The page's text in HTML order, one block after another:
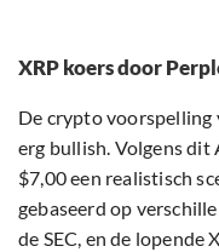
XRP koers door
De crypto voorspelling
erg bullish. Volgens dit
$7,00 een realistisch
gebaseerd op
de SEC, en de lopende